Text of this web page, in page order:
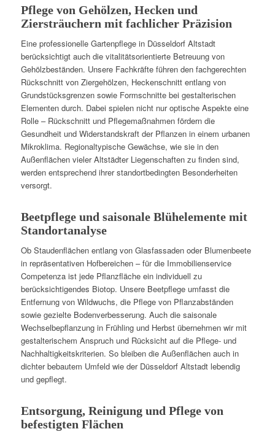
Pflege von Gehölzen, Hecken und
Ziersträuchern mit fachlicher Präzision
Eine professionelle Gartenpflege in Düsseldorf Altstadt
berücksichtigt auch die vitalitätsorientierte Betreuung von
Gehölzbeständen. Unsere Fachkräfte führen den fachgerechten
Rückschnitt von Ziergehölzen, Heckenschnitt entlang von
Grundstücksgrenzen sowie Formschnitte bei gestalterischen
Elementen durch. Dabei spielen nicht nur optische Aspekte eine
Rolle – Rückschnitt und Pflegemaßnahmen fördern die
Gesundheit und Widerstandskraft der Pflanzen in einem urbanen
Mikroklima. Regionaltypische Gewächse, wie sie in den
Außenflächen vieler Altstädter Liegenschaften zu finden sind,
werden entsprechend ihrer standortbedingten Besonderheiten
versorgt.
Beetpflege und saisonale Blühelemente mit
Standortanalyse
Ob Staudenflächen entlang von Glasfassaden oder Blumenbeete
in repräsentativen Hofbereichen – für die Immobilienservice
Competenza ist jede Pflanzfläche ein individuell zu
berücksichtigendes Biotop. Unsere Beetpflege umfasst die
Entfernung von Wildwuchs, die Pflege von Pflanzabständen
sowie gezielte Bodenverbesserung. Auch die saisonale
Wechselbepflanzung in Frühling und Herbst übernehmen wir mit
gestalterischem Anspruch und Rücksicht auf die Pflege- und
Nachhaltigkeitskriterien. So bleiben die Außenflächen auch in
dichter bebautem Umfeld wie der Düsseldorf Altstadt lebendig
und gepflegt.
Entsorgung, Reinigung und Pflege von
befestigten Flächen